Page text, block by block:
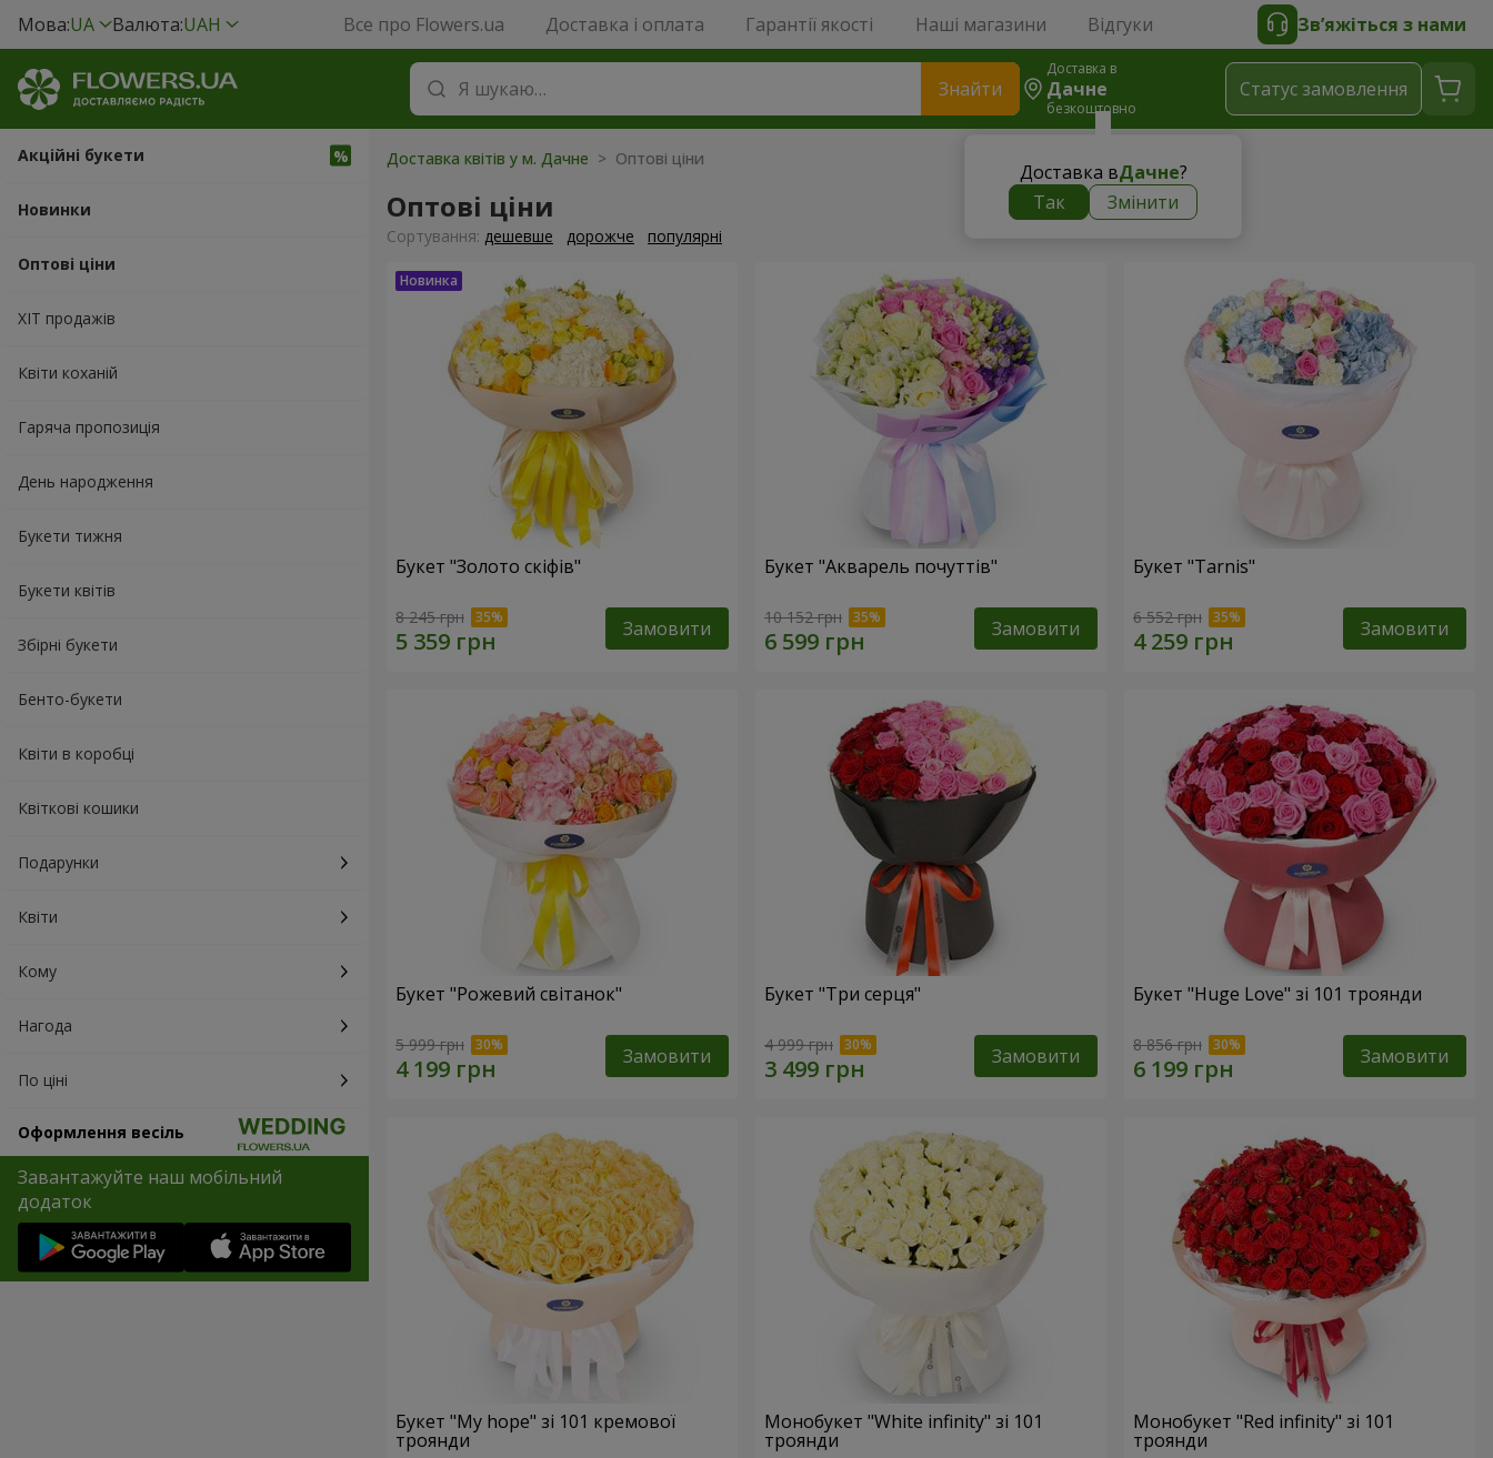
Мова:UA Валюта:UAH Все про Flowers.ua Доставка і оплата Гарантії якості Наші магазини Відгуки Зв’яжіться з нами
Знайти
Доставка в
Дачне
безкоштовно
Доставка вДачне?
Так
Змінити
Статус замовлення
Акційні букети
Новинки
Оптові ціни
ХІТ продажів
Квіти коханій
Гаряча пропозиція
День народження
Букети тижня
Букети квітів
Збірні букети
Бенто-букети
Квіти в коробці
Квіткові кошики
Подарунки
Квіти
Кому
Нагода
По ціні
Оформлення весіль
Завантажуйте наш мобільний
додаток
Доставка квітів у м. Дачне > Оптові ціни
Оптові ціни
Сортування: дешевше дорожче популярні
Букет "Золото скіфів"
8 245 грн Замовити
Букет "Акварель почуттів"
10 152 грн Замовити
Букет "Tarnis"
6 552 грн Замовити
Букет "Рожевий світанок"
5 999 грн Замовити
Букет "Три серця"
4 999 грн Замовити
Букет "Huge Love" зі 101 троянди
8 856 грн Замовити
Букет "My hope" зі 101 кремової
троянди
Монобукет "White infinity" зі 101
троянди
Монобукет "Red infinity" зі 101
троянди